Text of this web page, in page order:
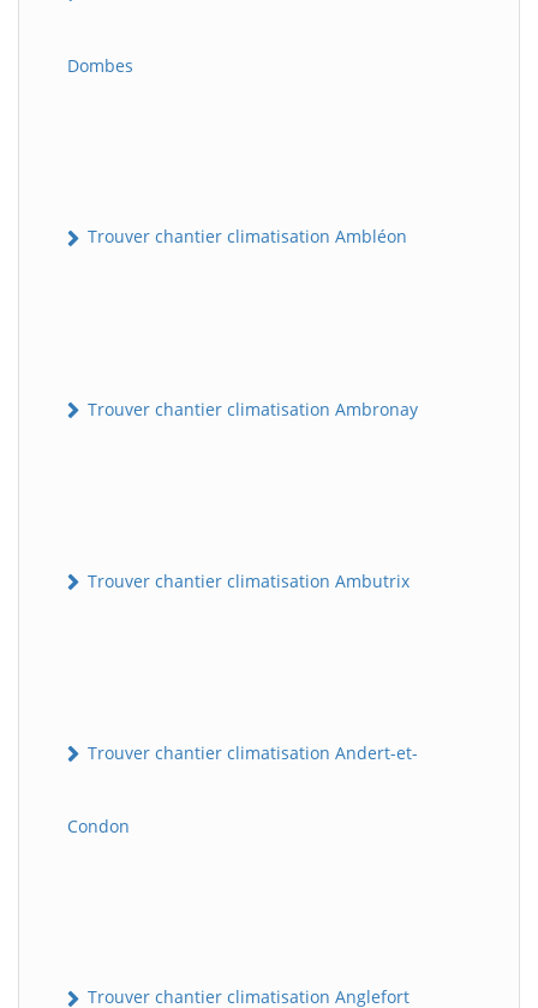
Dombes
Trouver chantier climatisation Ambléon
Trouver chantier climatisation Ambronay
Trouver chantier climatisation Ambutrix
Trouver chantier climatisation Andert-et-
Condon
Trouver chantier climatisation Anglefort